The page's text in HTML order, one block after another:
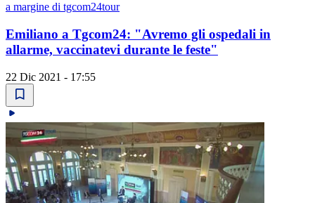
a margine di tgcom24tour
Emiliano a Tgcom24: "Avremo gli ospedali in
allarme, vaccinatevi durante le feste"
22 Dic 2021 - 17:55